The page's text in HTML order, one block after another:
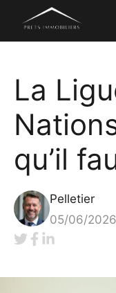
contenu
La
qu’il
Pelletier
05/06/2026